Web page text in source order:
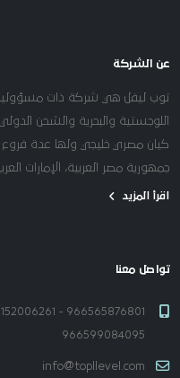
عن الشركة
توب ليفل هي شركة ذات
كيان مصري خليجي ولها عدة فروع
جمهورية مصر العربية، الإمارات
اقرأ المزيد
تواصل معنا
966599084095
info@topllevel.com